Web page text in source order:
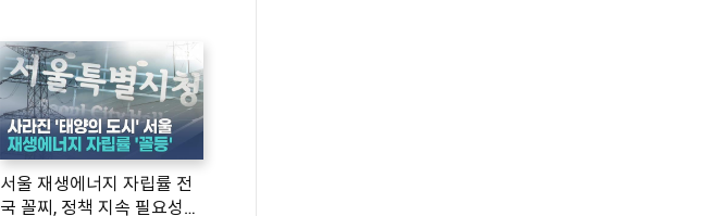
서울 재생에너지 자립률 전
국 꼴찌, 정책 지속 필요성